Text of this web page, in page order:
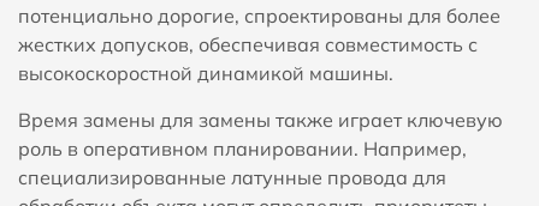
потенциально дорогие, спроектированы для более
жестких допусков, обеспечивая совместимость с
высокоскоростной динамикой машины.
Время замены для замены также играет ключевую
роль в оперативном планировании. Например,
специализированные латунные провода для